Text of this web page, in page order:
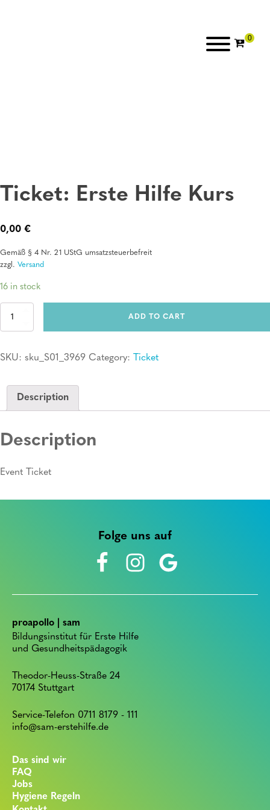
Ticket: Erste Hilfe Kurs
0,00 €
Gemäß § 4 Nr. 21 UStG umsatzsteuerbefreit
zzgl. Versand
16 in stock
Ticket:
quantity
ADD TO CART
SKU: sku_S01_3969 Category: Ticket
Description
Description
Event Ticket
Folge uns auf
proapollo | sam
Bildungsinstitut für Erste Hilfe
und Gesundheitspädagogik
Theodor-Heuss-Straße 24
70174 Stuttgart
Service-Telefon 0711 8179 - 111
info@sam-erstehilfe.de
Das sind wir
FAQ
Jobs
Hygiene Regeln